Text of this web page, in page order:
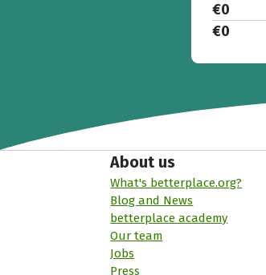
€0
€0
About us
What's betterplace.org?
Blog and News
betterplace academy
Our team
Jobs
Press